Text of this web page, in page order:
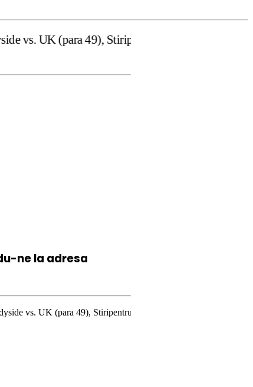
Stiripentruviata.ro consideră că
ne la adresa
49), Stiripentruviata.ro consideră că dezbaterea onestă